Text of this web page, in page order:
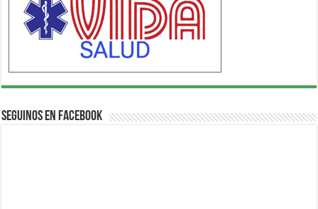
Seguinos en Facebook